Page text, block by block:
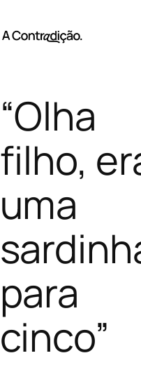
“Olha
filho,
uma
para
cinco”